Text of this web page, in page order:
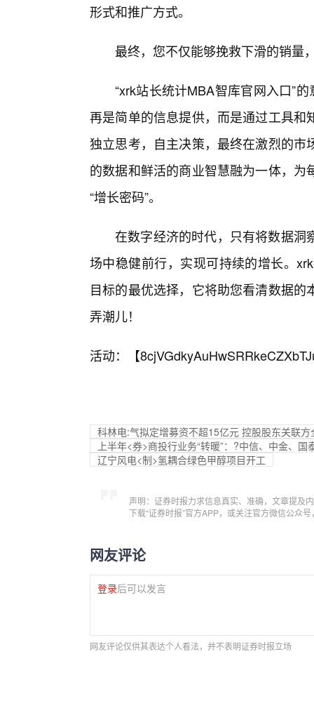
形式和推广方式。
最终，您不仅能够挽救下滑的销量
“xrk站长统计MBA智库官网入口”
再是简单的信息提供，而是通过工具
独立思考，自主决策，最终在激烈的
的数据和鲜活的商业智慧融为一体，
“增长密码”。
在数字经济的时代，只有将数据洞
场中稳健前行，实现可持续的增长。
目标的最优选择，它将助您看清数据
弄潮儿！
活动：【
科林电:气拟定增募资不超15亿元 控股股东关联方
上半年<券>商投行业务“转暖”：?中信、中金、
辽宁风电<制>氢耦合绿色甲醇项目开工
声明：证券时报力求信息真实、准确，文章提及
下载“证券时报”官方APP，或关注官方微信公众
网友评论
登录后可以发言
网友评论仅供其表达个人看法，并不表明证券时报立场